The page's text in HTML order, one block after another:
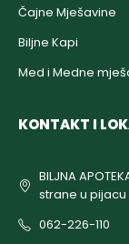
Čajne Mješavine
Biljne Kapi
Med i Medne
KONTAKT I
BILJNA
strane u
062-226-110